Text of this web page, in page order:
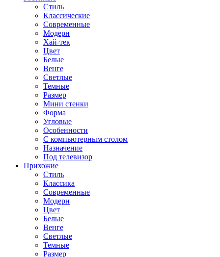
Стиль
Классические
Современные
Модерн
Хай-тек
Цвет
Белые
Венге
Светлые
Темные
Размер
Мини стенки
Форма
Угловые
Особенности
С компьютерным столом
Назначение
Под телевизор
Прихожие
Стиль
Классика
Современные
Модерн
Цвет
Белые
Венге
Светлые
Темные
Размер